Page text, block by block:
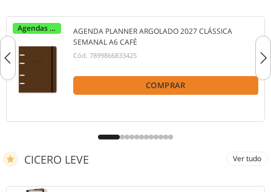
Agendas 2027
AGENDA PLANNER ARGOLADO 2027 CLÁSSICA
SEMANAL A6 CAFÉ
Cód. 7899866833425
COMPRAR
CICERO LEVE Ver tudo